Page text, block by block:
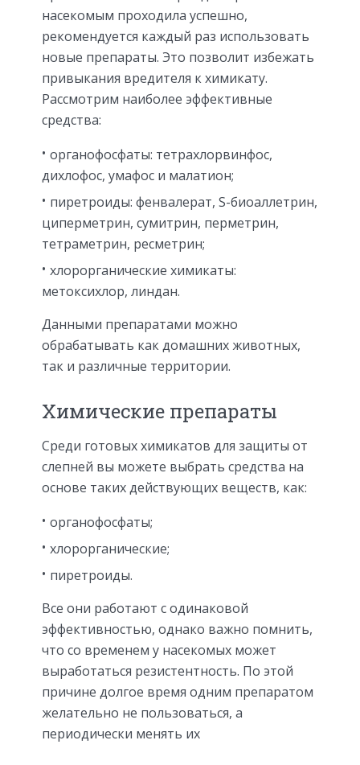
насекомым проходила успешно,
рекомендуется каждый раз использовать
новые препараты. Это позволит избежать
привыкания вредителя к химикату.
Рассмотрим наиболее эффективные
средства:
органофосфаты: тетрахлорвинфос,
дихлофос, умафос и малатион;
пиретроиды: фенвалерат, S-биоаллетрин,
циперметрин, сумитрин, перметрин,
тетраметрин, ресметрин;
хлорорганические химикаты:
метоксихлор, линдан.
Данными препаратами можно
обрабатывать как домашних животных,
так и различные территории.
Химические препараты
Среди готовых химикатов для защиты от
слепней вы можете выбрать средства на
основе таких действующих веществ, как:
органофосфаты;
хлорорганические;
пиретроиды.
Все они работают с одинаковой
эффективностью, однако важно помнить,
что со временем у насекомых может
выработаться резистентность. По этой
причине долгое время одним препаратом
желательно не пользоваться, а
периодически менять их